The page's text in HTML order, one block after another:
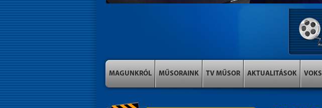
MAGUNKRÓL MŰSORAINK TV MŰSOR AKTUALITÁSOK VOKS